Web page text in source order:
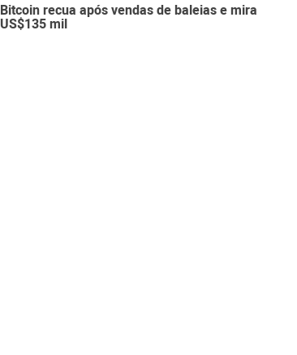
Bitcoin recua após vendas de baleias e mira
US$135 mil